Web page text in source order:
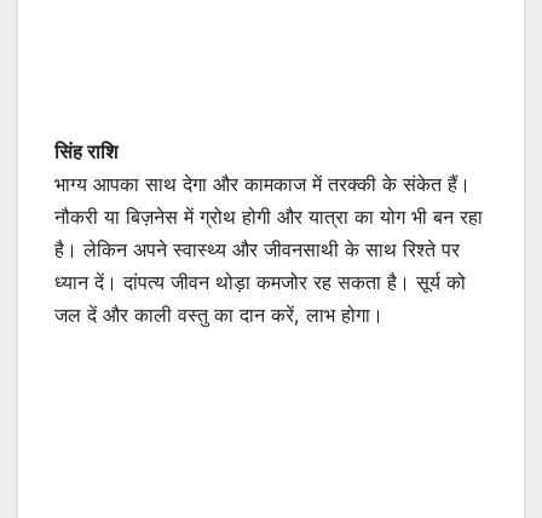
सिंह राशि
भाग्य आपका साथ देगा और कामकाज में तरक्की के संकेत हैं।
नौकरी या बिज़नेस में ग्रोथ होगी और यात्रा का योग भी बन रहा
है। लेकिन अपने स्वास्थ्य और जीवनसाथी के साथ रिश्ते पर
ध्यान दें। दांपत्य जीवन थोड़ा कमजोर रह सकता है। सूर्य को
जल दें और काली वस्तु का दान करें, लाभ होगा।